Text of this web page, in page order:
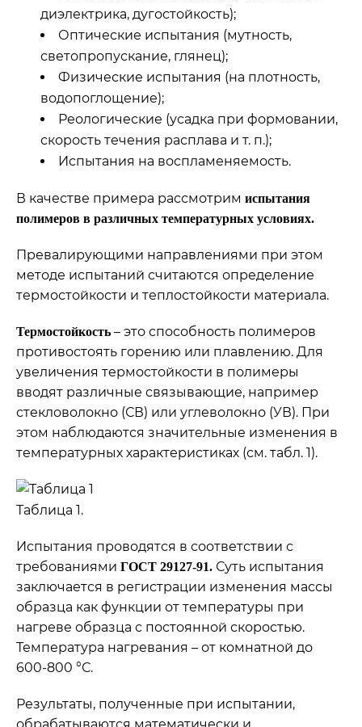
диэлектрика, дугостойкость);
Оптические испытания (мутность,
светопропускание, глянец);
Физические испытания (на плотность,
водопоглощение);
Реологические (усадка при формовании,
скорость течения расплава и т. п.);
Испытания на воспламеняемость.
В качестве примера рассмотрим испытания
полимеров в различных температурных условиях.
Превалирующими направлениями при этом
методе испытаний считаются определение
термостойкости и теплостойкости материала.
Термостойкость – это способность полимеров
противостоять горению или плавлению. Для
увеличения термостойкости в полимеры
вводят различные связывающие, например
стекловолокно (СВ) или углеволокно (УВ). При
этом наблюдаются значительные изменения в
температурных характеристиках (см. табл. 1).
Таблица 1.
Испытания проводятся в соответствии с
требованиями ГОСТ 29127-91. Суть испытания
заключается в регистрации изменения массы
образца как функции от температуры при
нагреве образца с постоянной скоростью.
Температура нагревания – от комнатной до
600-800 °С.
Результаты, полученные при испытании,